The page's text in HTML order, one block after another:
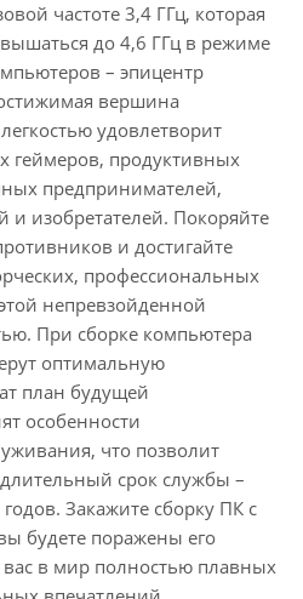
частоте 3,4 ГГц, которая
до 4,6 ГГц в режиме
– эпицентр
вершина
удовлетворит
геймеров, продуктивных
предпринимателей,
и изобретателей. Покоряйте
и достигайте
профессиональных
непревзойденной
При сборке компьютера
оптимальную
план будущей
особенности
что позволит
срок службы –
Закажите сборку ПК с
будете поражены его
вас в мир полностью плавных